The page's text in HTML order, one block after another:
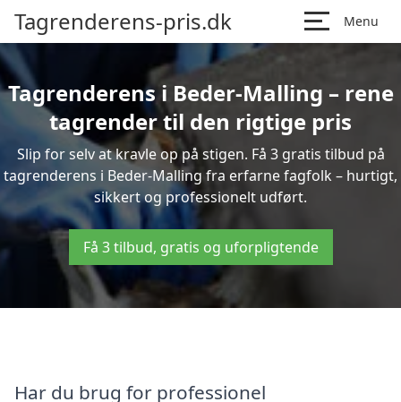
Tagrenderens-pris.dk Menu
Tagrenderens i Beder-Malling – rene
tagrender til den rigtige pris
Slip for selv at kravle op på stigen. Få 3 gratis tilbud på
tagrenderens i Beder-Malling fra erfarne fagfolk – hurtigt,
sikkert og professionelt udført.
Få 3 tilbud, gratis og uforpligtende
Har du brug for professionel